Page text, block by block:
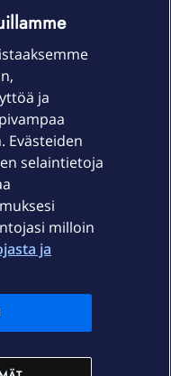
ja
Evästeiden
selaintietoja
milloin
ja